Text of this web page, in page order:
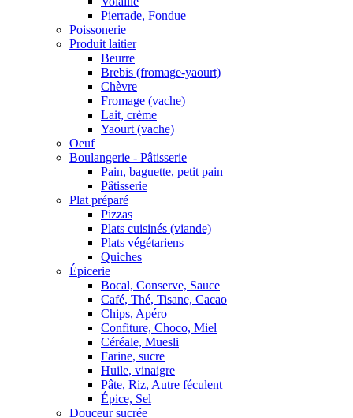
Pierrade, Fondue
Poissonerie
Produit laitier
Beurre
Brebis (fromage-yaourt)
Chèvre
Fromage (vache)
Lait, crème
Yaourt (vache)
Oeuf
Boulangerie - Pâtisserie
Pain, baguette, petit pain
Pâtisserie
Plat préparé
Pizzas
Plats cuisinés (viande)
Plats végétariens
Quiches
Épicerie
Bocal, Conserve, Sauce
Café, Thé, Tisane, Cacao
Chips, Apéro
Confiture, Choco, Miel
Céréale, Muesli
Farine, sucre
Huile, vinaigre
Pâte, Riz, Autre féculent
Épice, Sel
Douceur sucrée